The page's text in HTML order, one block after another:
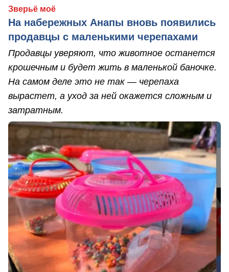
Зверьё моё
На набережных Анапы вновь появились
продавцы с маленькими черепахами
Продавцы уверяют, что животное останется
крошечным и будет жить в маленькой баночке.
На самом деле это не так — черепаха
вырастет, а уход за ней окажется сложным и
затратным.